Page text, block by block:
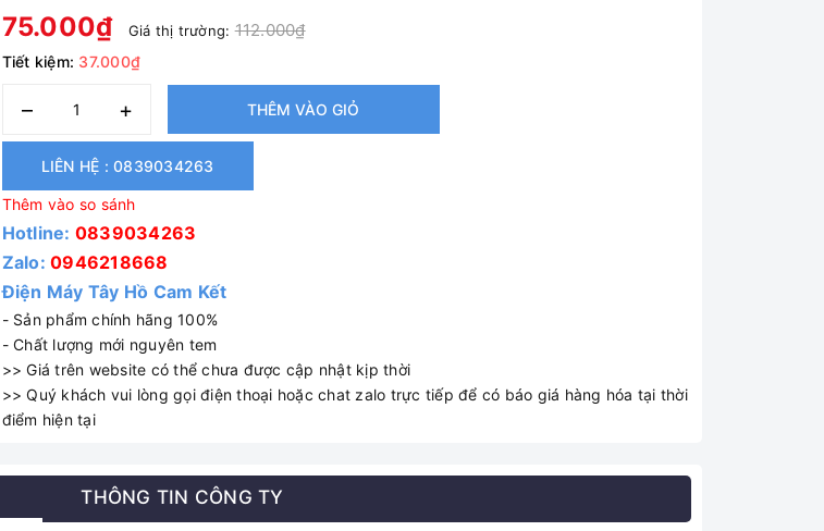
75.000₫ Giá thị trường:112.000₫
Tiết kiệm: 37.000₫
– + THÊM VÀO GIỎ
LIÊN HỆ : 0839034263
Thêm vào so sánh
Hotline: 0839034263
Zalo:0946218668
Điện Máy Tây Hồ Cam Kết
- Sản phẩm chính hãng 100%
- Chất lượng mới nguyên tem
>> Giá trên website có thể chưa được cập nhật kịp thời
>> Quý khách vui lòng gọi điện thoại hoặc chat zalo trực tiếp để có báo giá hàng hóa tại thời
điểm hiện tại
THÔNG TIN CÔNG TY